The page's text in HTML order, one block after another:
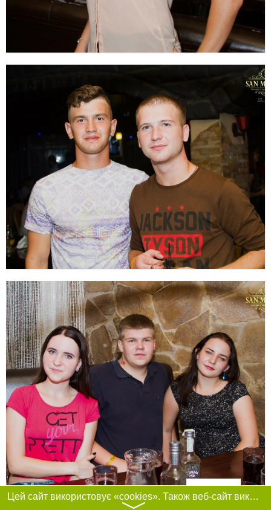
Фільтри
Цей сайт використовує «cookies». Також веб-сайт використовує інтернет-сервіс для збору технічних даних стосовно відвідувачів з метою отримання маркетингової та статистичної інформації. Умови обробки даних відвідувачів сайту див.
〉